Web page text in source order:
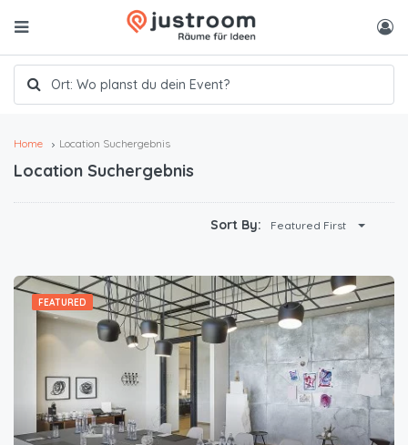
Home Location Suchergebnis
Location Suchergebnis
Sort By: Featured First
FEATURED